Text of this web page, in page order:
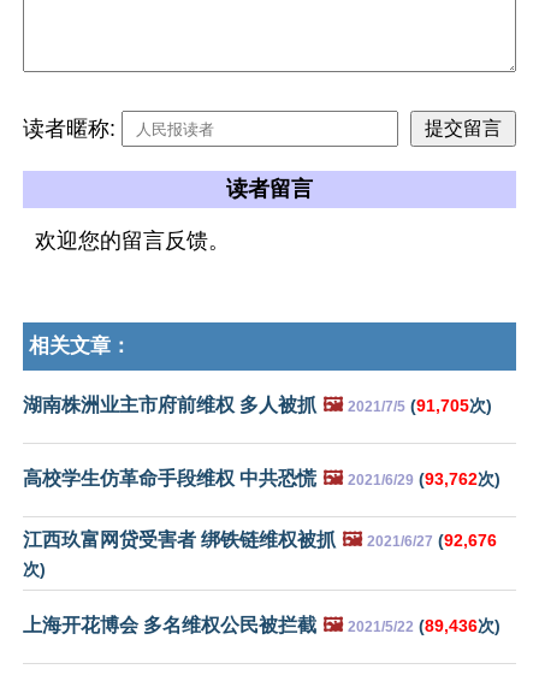
读者暱称:
读者留言
欢迎您的留言反馈。
相关文章：
湖南株洲业主市府前维权 多人被抓 🖼️ 2021/7/5 (91,705次)
高校学生仿革命手段维权 中共恐慌 🖼️ 2021/6/29 (93,762次)
江西玖富网贷受害者 绑铁链维权被抓 🖼️ 2021/6/27 (92,676
次)
上海开花博会 多名维权公民被拦截 🖼️ 2021/5/22 (89,436次)